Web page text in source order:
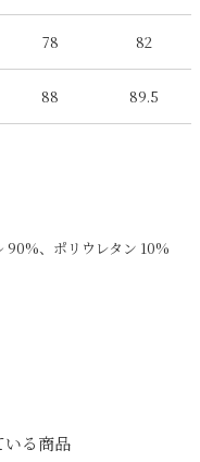
78 82
88 89.5
90%、ポリウレタン 10%
いる商品